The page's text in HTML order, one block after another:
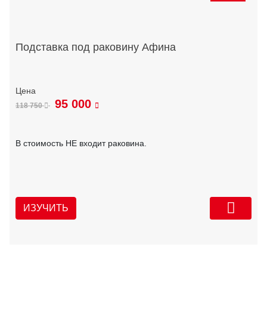
Подставка под раковину Афина
118 750 95 000
В стоимость НЕ входит раковина.
ИЗУЧИТЬ